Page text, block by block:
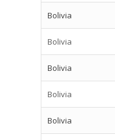
Bolivia
Bolivia
Bolivia
Bolivia
Bolivia